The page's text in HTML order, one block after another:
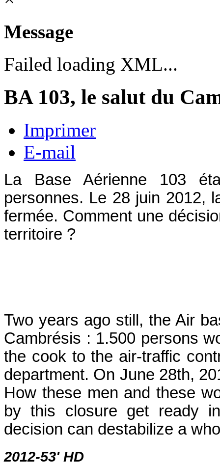
Message
Failed loading XML...
BA 103, le salut du
Imprimer
E-mail
La Base Aérienne 103
personnes. Le 28 juin 2012,
fermée. Comment une
territoire ?
Two years ago still, the Air
Cambrésis : 1.500 persons
the cook to the air-traffic
department. On June 28th,
How these men and these
by this closure get ready
decision can destabilize a
2012-53' HD